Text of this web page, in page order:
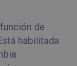
de
habilitada